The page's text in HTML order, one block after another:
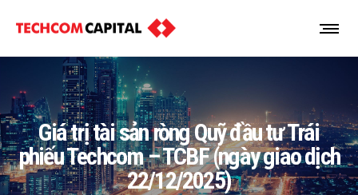
Giá trị tài sản ròng Quỹ đầu tư Trái
phiếu Techcom – TCBF (ngày giao dịch
22/12/2025)